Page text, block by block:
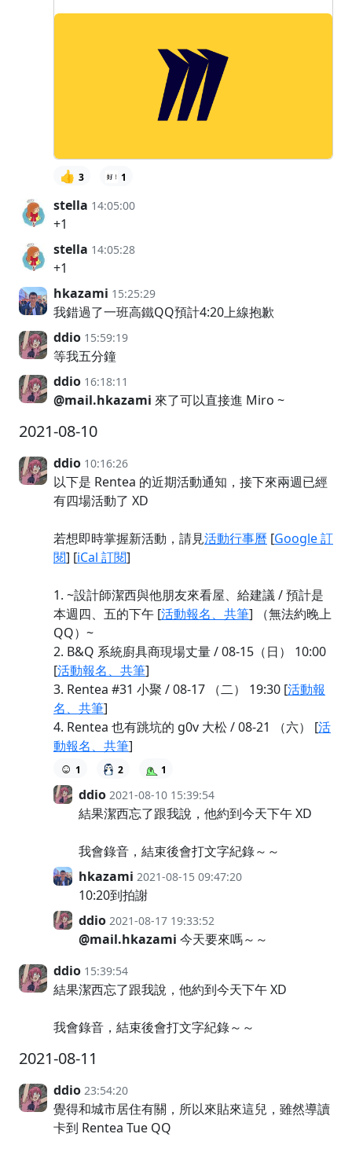
👍 3 1
stella 14:05:00
+1
stella 14:05:28
+1
hkazami 15:25:29
我錯過了一班高鐵QQ預計4:20上線抱歉
ddio 15:59:19
等我五分鐘
ddio 16:18:11
@mail.hkazami 來了可以直接進 Miro ~
2021-08-10
ddio 10:16:26
以下是 Rentea 的近期活動通知，接下來兩週已經
有四場活動了 XD
若想即時掌握新活動，請見活動行事曆 [Google 訂
閱] [iCal 訂閱]
1. ~設計師潔西與他朋友來看屋、給建議 / 預計是
本週四、五的下午 [活動報名、共筆] （無法約晚上
QQ）~
2. B&Q 系統廚具商現場丈量 / 08-15（日） 10:00
[活動報名、共筆]
3. Rentea #31 小聚 / 08-17 （二） 19:30 [活動報
名、共筆]
4. Rentea 也有跳坑的 g0v 大松 / 08-21 （六） [活
動報名、共筆]
☺️ 1 2 1
ddio 2021-08-10 15:39:54
結果潔西忘了跟我說，他約到今天下午 XD
我會錄音，結束後會打文字紀錄～～
hkazami 2021-08-15 09:47:20
10:20到拍謝
ddio 2021-08-17 19:33:52
@mail.hkazami 今天要來嗎～～
ddio 15:39:54
結果潔西忘了跟我說，他約到今天下午 XD
我會錄音，結束後會打文字紀錄～～
2021-08-11
ddio 23:54:20
覺得和城市居住有關，所以來貼來這兒，雖然導讀
卡到 Rentea Tue QQ